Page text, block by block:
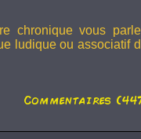
chronique vous
ludique ou associatif
Commentaires